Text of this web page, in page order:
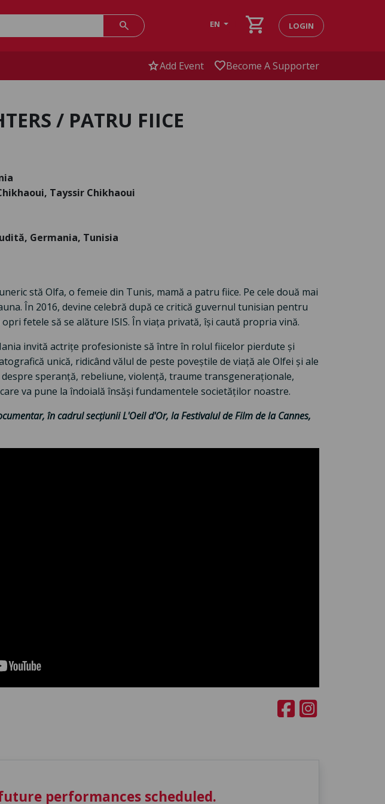
search EN shopping_cart LOGIN
starAdd Event favoriteBecome A Supporter
/ PATRU FIICE
Tayssir Chikhaoui
Germania, Tunisia
stă Olfa, o femeie din Tunis, mamă a patru fiice. Pe cele două mai
În 2016, devine celebră după ce critică guvernul tunisian pentru
fetele să se alăture ISIS. În viața privată, își caută propria vină.
invită actrițe profesioniste să între în rolul fiicelor pierdute și
unică, ridicând vălul de peste poveștile de viață ale Olfei și ale
speranță, rebeliune, violență, traume transgeneraționale,
va pune la îndoială însăși fundamentele societăților noastre.
în cadrul secțiunii L'Oeil d'Or, la Festivalul de Film de la Cannes,
performances scheduled.